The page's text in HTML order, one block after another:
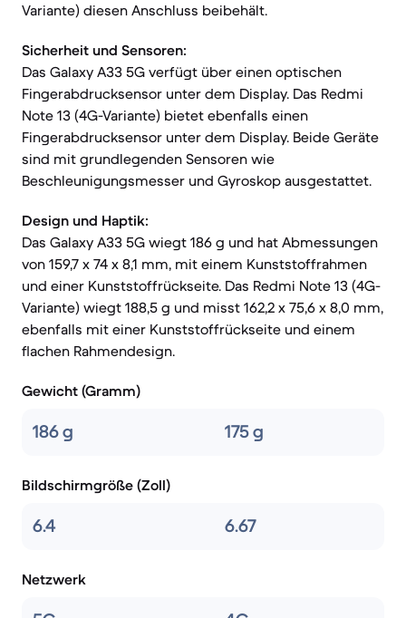
Variante) diesen Anschluss beibehält.
Sicherheit und Sensoren:
Das Galaxy A33 5G verfügt über einen optischen
Fingerabdrucksensor unter dem Display. Das Redmi
Note 13 (4G-Variante) bietet ebenfalls einen
Fingerabdrucksensor unter dem Display. Beide Geräte
sind mit grundlegenden Sensoren wie
Beschleunigungsmesser und Gyroskop ausgestattet.
Design und Haptik:
Das Galaxy A33 5G wiegt 186 g und hat Abmessungen
von 159,7 x 74 x 8,1 mm, mit einem Kunststoffrahmen
und einer Kunststoffrückseite. Das Redmi Note 13 (4G-
Variante) wiegt 188,5 g und misst 162,2 x 75,6 x 8,0 mm,
ebenfalls mit einer Kunststoffrückseite und einem
flachen Rahmendesign.
Gewicht (Gramm)
186 g 175 g
Bildschirmgröße (Zoll)
6.4 6.67
Netzwerk